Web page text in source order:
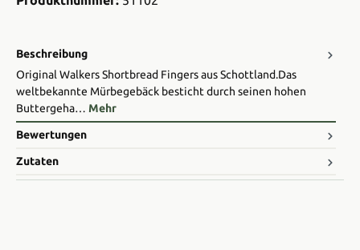
Beschreibung
Original Walkers Shortbread Fingers aus Schottland.Das
weltbekannte Mürbegebäck besticht durch seinen hohen
Buttergeha… Mehr
Bewertungen
Zutaten